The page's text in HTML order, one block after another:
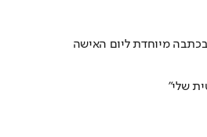
מיוחדת ליום האישה
שלי"